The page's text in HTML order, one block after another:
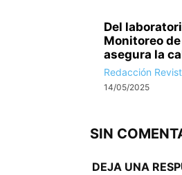
Del
Monitoreo
asegura la
Redacción
14/05/2025
SIN
DEJA UNA